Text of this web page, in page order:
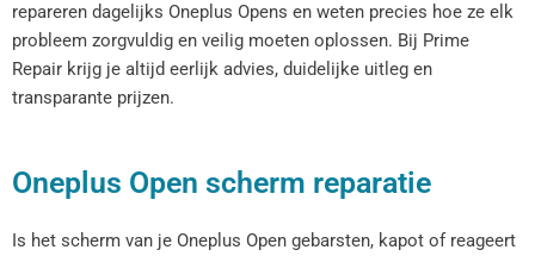
repareren dagelijks Oneplus Opens en weten precies hoe ze elk
probleem zorgvuldig en veilig moeten oplossen. Bij Prime
Repair krijg je altijd eerlijk advies, duidelijke uitleg en
transparante prijzen.
Oneplus Open scherm reparatie
Is het scherm van je Oneplus Open gebarsten, kapot of reageert